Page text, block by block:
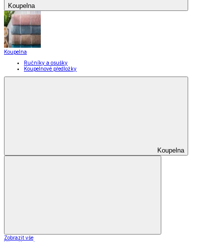
Koupelna
Koupelna
Ručníky a osušky
Koupelnové předložky
Koupelna
Zobrazit vše